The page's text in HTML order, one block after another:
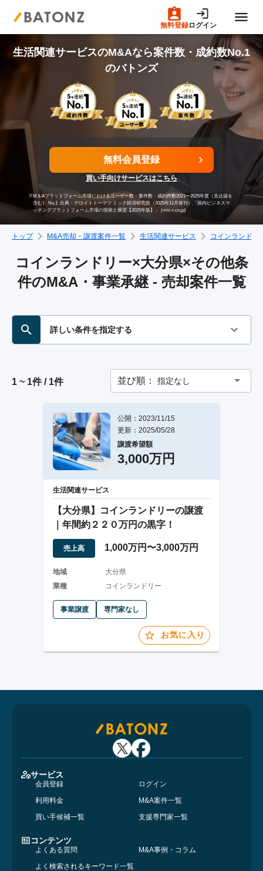
無料登録ログイン
トップページ
M&A案件一覧
売りたい方へ
買いたい方へ
成約事例
M&A専門家の方へ
生活関連サービスのM&Aなら案件数・成約数No.1
のバトンズ
無料会員登録
買い手向けサービスはこちら
※M＆Aプラットフォーム市場におけるユーザー数・案件数・成約件数2021〜2025年度（見込値を
含む） No.1 出典：デロイトトーマツ ミック経済研究所（2025年11月発刊）「国内ビジネスマ
ッチングプラットフォーム市場の現状と展望【2025年版】」 (mic-r.co.jp)
トップ M&A売却・譲渡案件一覧 生活関連サービス コインランドリ
コインランドリー×大分県×その他条
件のM&A・事業承継 - 売却案件一覧
詳しい条件を指定する
1 ~ 1件 / 1件 並び順： 指定なし
公開：2023/11/15
更新：2025/05/28
譲渡希望額
3,000万円
生活関連サービス
【大分県】コインランドリーの譲渡
｜年間約２２０万円の黒字！
売上高 1,000万円〜3,000万円
地域
大分県
業種
コインランドリー
事業譲渡 専門家なし
お気に入り
サービス
会員登録
ログイン
利用料金
M&A案件一覧
買い手候補一覧
支援専門家一覧
コンテンツ
よくある質問
M&A事例・コラム
よく検索されるキーワード一覧